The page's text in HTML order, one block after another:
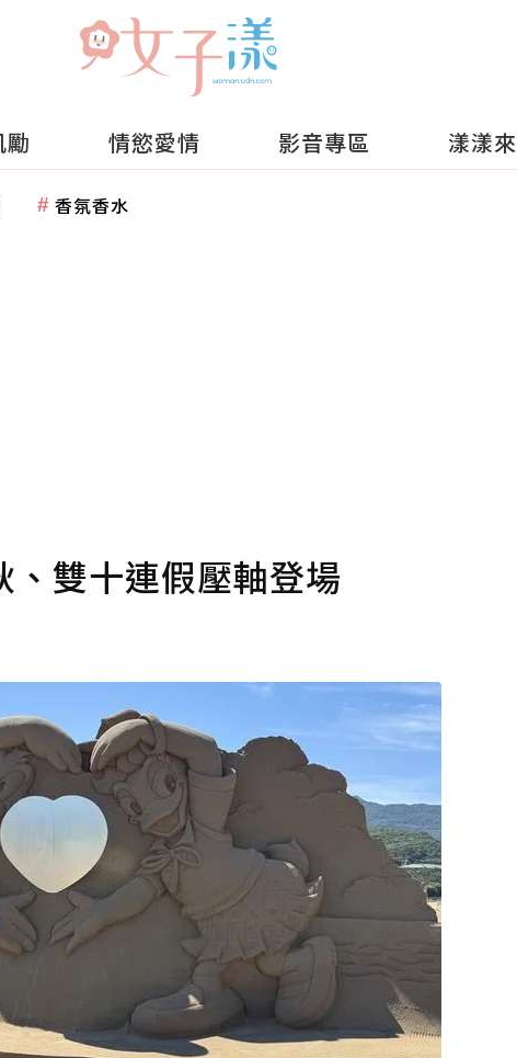
勵 情慾愛情 影音專區 漾漾
香氛香水
雙十連假壓軸登場